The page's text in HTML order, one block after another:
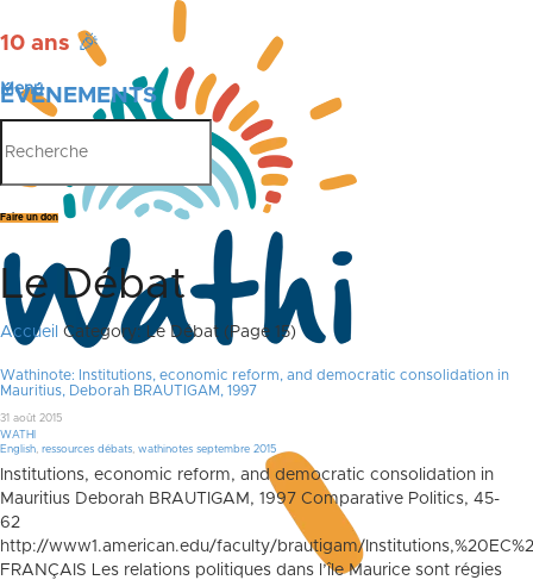
10 ans 🎉
ÉVÉNEMENTS
PUBLICATIONS
Menu
Faire un don
Le Débat
Accueil Category: Le Débat (Page 15)
Wathinote: Institutions, economic reform, and democratic consolidation in
Mauritius, Deborah BRAUTIGAM, 1997
31 août 2015
WATHI
English, ressources débats, wathinotes septembre 2015
Institutions, economic reform, and democratic consolidation in
Mauritius Deborah BRAUTIGAM, 1997 Comparative Politics, 45-
62
http://www1.american.edu/faculty/brautigam/
FRANÇAIS Les relations politiques dans l’île Maurice sont régies